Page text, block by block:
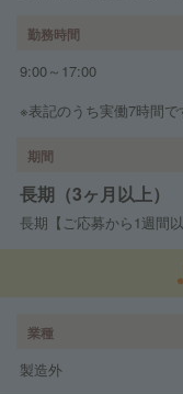
勤務時間
9:00～17:00
※表記のうち実働7時間で
期間
長期（3ヶ月以上）
長期【ご応募から1週間
業種
製造外